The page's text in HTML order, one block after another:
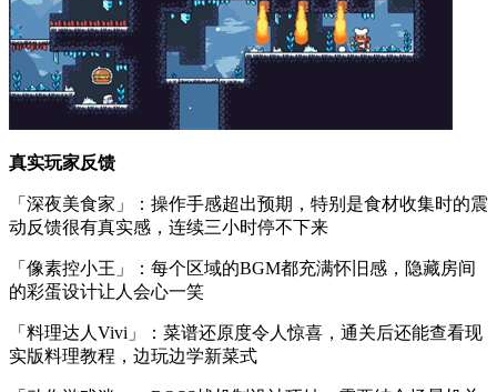
真实玩家反馈
「深夜美食家」：操作手感超出预期，特别是食材收集时的震
动反馈很有真实感，连续三小时停不下来
「像素控小王」：每个区域的BGM都充满怀旧感，隐藏房间
的彩蛋设计让人会心一笑
「料理达人Vivi」：菜谱还原度令人惊喜，通关后还能查看现
实版料理教程，边玩边学新菜式